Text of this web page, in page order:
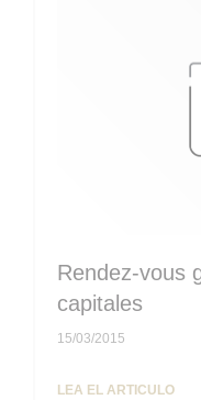
Rendez-vous
capitales
15/03/2015
LEA EL ARTICULO